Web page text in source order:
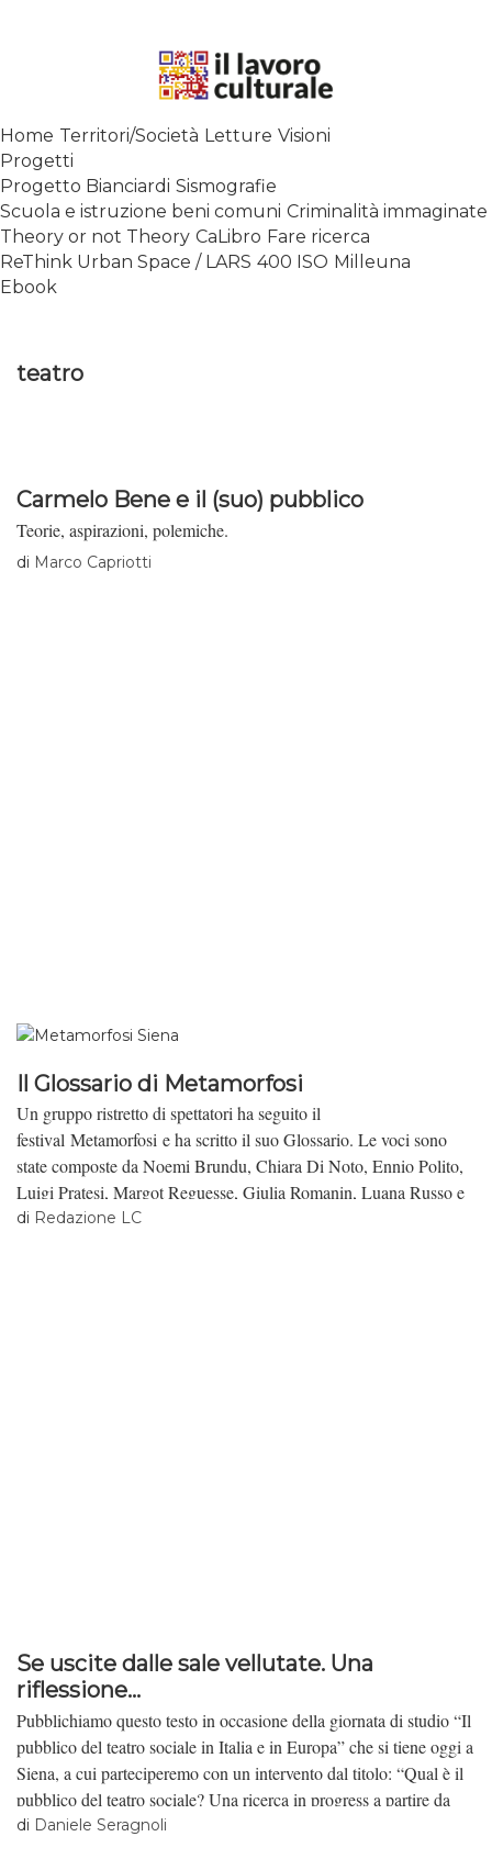
SPALANCARE LE FINESTRE DEI
CONTEMPORANEO
Home Territori/Società Letture Visioni
Progetti
Progetto Bianciardi Sismografie
Scuola e istruzione beni comuni Criminalità immaginate
Theory or not Theory CaLibro Fare ricerca
ReThink Urban Space / LARS 400 ISO Milleuna
Ebook
teatro
Carmelo Bene e il (suo) pubblico
Teorie, aspirazioni, polemiche.
di Marco Capriotti
Il Glossario di Metamorfosi
Un gruppo ristretto di spettatori ha seguito il
festival Metamorfosi e ha scritto il suo Glossario. Le voci sono
state composte da Noemi Brundu, Chiara Di Noto, Ennio Polito,
Luigi Pratesi, Margot Reguesse, Giulia Romanin, Luana Russo e
Francesco Roselli.
di Redazione LC
Se uscite dalle sale vellutate. Una
riflessione...
Pubblichiamo questo testo in occasione della giornata di studio “Il
pubblico del teatro sociale in Italia e in Europa” che si tiene oggi a
Siena, a cui parteciperemo con un intervento dal titolo: “Qual è il
pubblico del teatro sociale? Una ricerca in progress a partire da
Metamorfosi”.
di Daniele Seragnoli